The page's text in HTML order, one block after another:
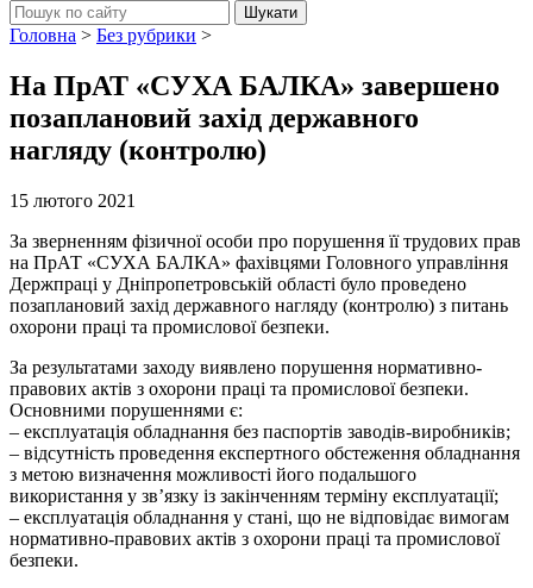
Головна > Без рубрики >
На ПрАТ «СУХА БАЛКА» завершено
позаплановий захід державного
нагляду (контролю)
15 лютого 2021
За зверненням фізичної особи про порушення її трудових прав
на ПрАТ «СУХА БАЛКА» фахівцями Головного управління
Держпраці у Дніпропетровській області було проведено
позаплановий захід державного нагляду (контролю) з питань
охорони праці та промислової безпеки.
За результатами заходу виявлено порушення нормативно-
правових актів з охорони праці та промислової безпеки.
Основними порушеннями є:
– експлуатація обладнання без паспортів заводів-виробників;
– відсутність проведення експертного обстеження обладнання
з метою визначення можливості його подальшого
використання у зв’язку із закінченням терміну експлуатації;
– експлуатація обладнання у стані, що не відповідає вимогам
нормативно-правових актів з охорони праці та промислової
безпеки.